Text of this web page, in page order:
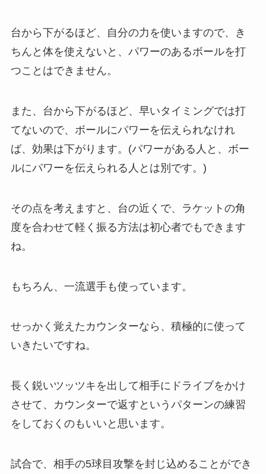
台から下がるほど、自分の力を使いますので、き
ちんと体を使えないと、パワーのあるボールを打
つことはできません。
また、台から下がるほど、早いタイミングでは打
てないので、ボールにパワーを伝えられなけれ
ば、効果は下がります。(パワーがある人と、ボー
ルにパワーを伝えられる人とは別です。)
その点を考えますと、台の近くで、ラケットの角
度を合わせて軽く振る方法は初心者でもできます
ね。
もちろん、一流選手も使っています。
せっかく覚えたカウンターなら、積極的に使って
いきたいですね。
長く鋭いツッツキを出して相手にドライブをかけ
させて、カウンターで返すというパターンの練習
をしておくのもいいと思います。
試合で、相手の5球目攻撃を封じ込めることができ